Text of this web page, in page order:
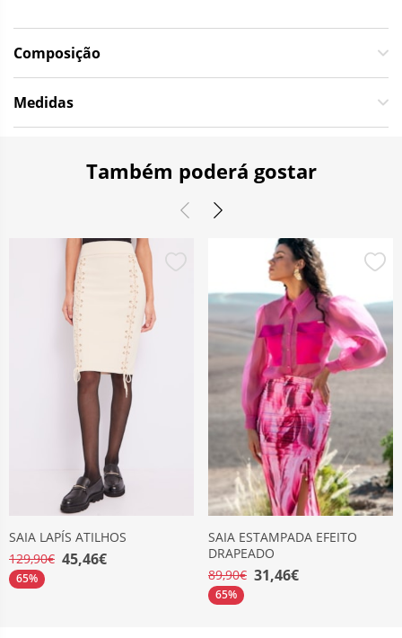
Composição
Medidas
Também poderá gostar
SAIA LAPÍS ATILHOS
129,90€ 45,46€
65%
SAIA ESTAMPADA EFEITO
DRAPEADO
89,90€ 31,46€
65%